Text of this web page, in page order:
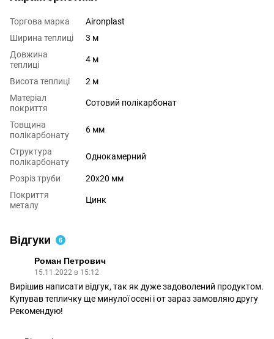
Торгова марка
Aironplast
Ширина теплиці
3 м
Довжина
теплиці
4 м
Висота теплиці
2 м
Матеріал
покриття
Сотовий полікарбонат
Товщина
полікарбонату
6 мм
Структура
полікарбонату
Однокамерний
Розріз труби
20x20 мм
Покриття
металу
Цинк
Відгуки 6
Роман Петрович
15.11.2022 в 15:12
Вирішив написати відгук, так як дуже задоволений продуктом.
Купував тепличку ще минулої осені і от зараз замовляю другу
Рекомендую!